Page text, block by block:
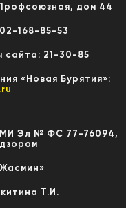
дом 44
168-85-53
сайта: 21-30-85
«Новая Бурятия»:
Эл № ФС 77-76094,
Т.И.